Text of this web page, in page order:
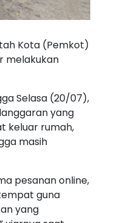
Kota (Pemkot)
melakukan
Selasa (20/07),
yang
keluar rumah,
masih
pesanan online,
guna
yang